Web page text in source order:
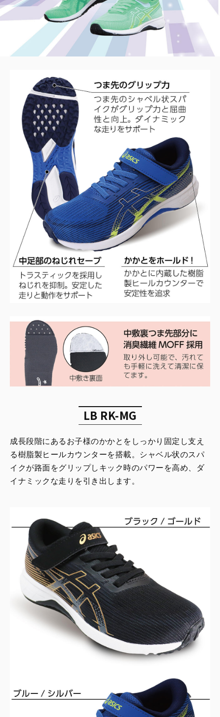
LB RK-MG
成長段階にあるお子様のかかとをしっかり固定し支え
る樹脂製ヒールカウンターを搭載。シャベル状のスパ
イクが路面をグリップしキック時のパワーを高め、ダ
イナミックな走りを引き出します。